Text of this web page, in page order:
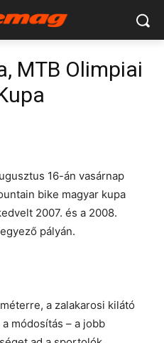
MTB Olimpiai
16-án vasárnap
bike magyar kupa
2007. és a 2008.
pályán.
a zalakarosi kilátó
módosítás – a jobb